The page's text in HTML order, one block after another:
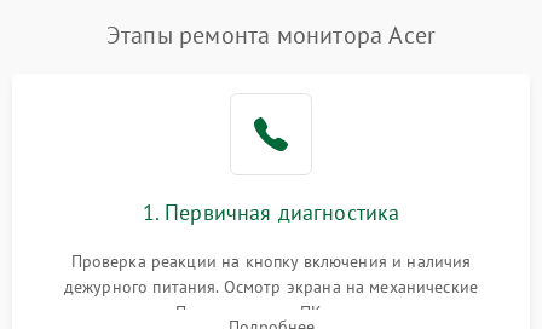
Повреждение кабеля
1000 ₽
Поломка системы
автоматического
1000 ₽ Подробнее →
Неисправность системы
1000 ₽
Этапы ремонта монитора Acer
1. Первичная диагностика
Проверка реакции на кнопку включения и наличия
дежурного питания. Осмотр экрана на механические
повреждения. Подключение к ПК для оценки вывода